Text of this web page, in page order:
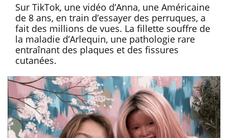
Sur TikTok, une vidéo d’Anna, une Américaine
de 8 ans, en train d’essayer des perruques, a
fait des millions de vues. La fillette souffre de
la maladie d’Arlequin, une pathologie rare
entraînant des plaques et des fissures
cutanées.